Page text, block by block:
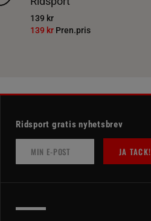
139 kr
139 kr Pren.pris
Ridsport gratis nyhetsbrev
JA TACK!